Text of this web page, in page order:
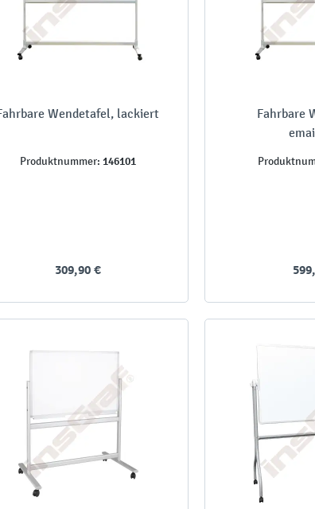
Wendetafel, lackiert
Produktnummer: 146101
309,90 €
Fahrbare